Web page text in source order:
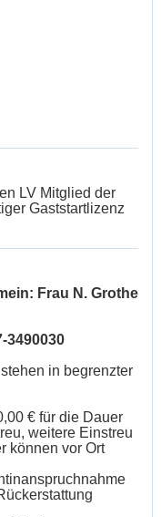
LV Mitglied der
Gaststartlizenz
Frau N. Grothe
3490030
in begrenzter
€ für die Dauer
weitere Einstreu
können vor Ort